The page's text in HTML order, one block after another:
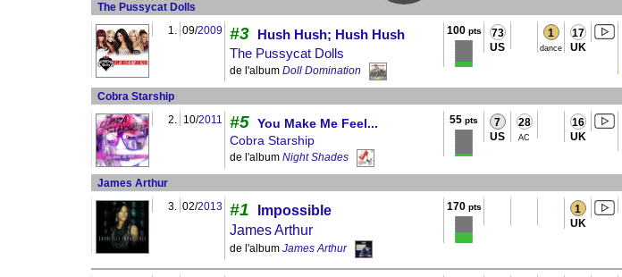
The Pussycat Dolls
1. 09/2009 #3 Hush Hush; Hush Hush
The Pussycat Dolls
de l'album Doll Domination
100pts 73
US
1
dance
17
UK
Cobra Starship
2. 10/2011 #5 You Make Me Feel...
Cobra Starship
de l'album Night Shades
55 pts 7
US
28
AC
16
UK
James Arthur
3. 02/2013 #1
Impossible
James Arthur
de l'album James Arthur
170pts 1
UK